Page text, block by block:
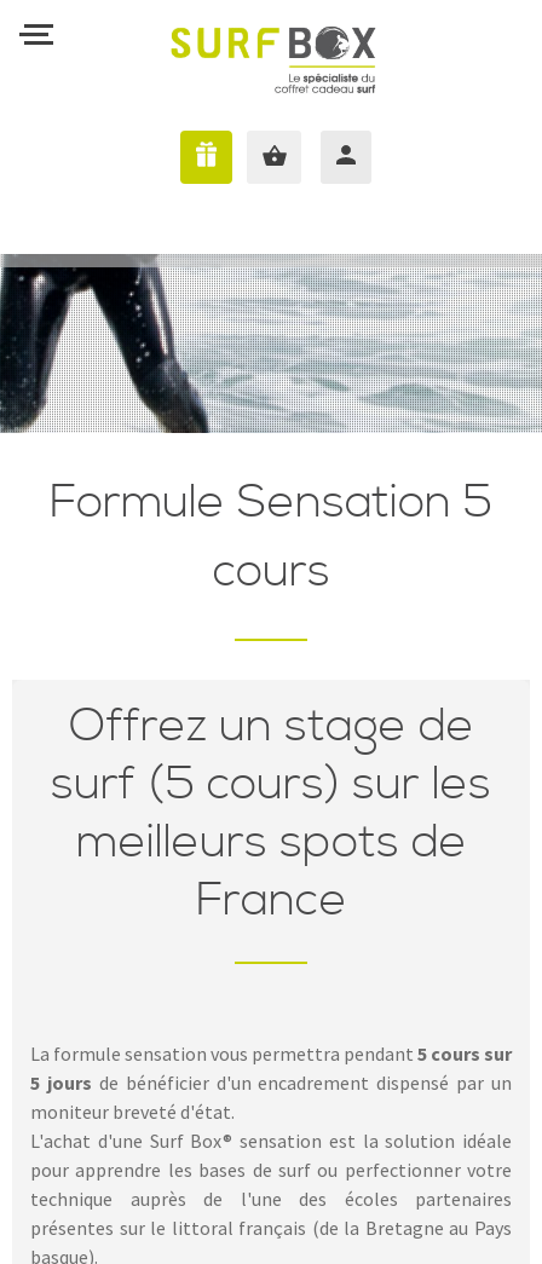
Formule Sensation 5
cours
Offrez un stage de
surf (5 cours) sur les
meilleurs spots de
France
La formule sensation vous permettra pendant 5 cours sur
5 jours de bénéficier d'un encadrement dispensé par un
moniteur breveté d'état.
L'achat d'une Surf Box® sensation est la solution idéale
pour apprendre les bases de surf ou perfectionner votre
technique auprès de l'une des écoles partenaires
présentes sur le littoral français (de la Bretagne au Pays
basque).